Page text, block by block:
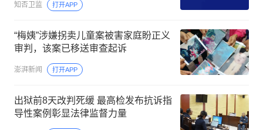
知否卫监 打开APP
“梅姨”涉嫌拐卖儿童案被害家庭盼正义
审判，该案已移送审查起诉
澎湃新闻 打开APP
出狱前8天改判死缓 最高检发布抗诉指
导性案例彰显法律监督力量